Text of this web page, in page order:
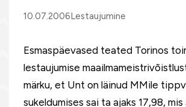
10.07.2006Lestaujumine
Esmaspäevased teated Torinos
lestaujumise
märku, et Unt on läinud MMile
sukeldumises sai ta ajaks 17,98, mis